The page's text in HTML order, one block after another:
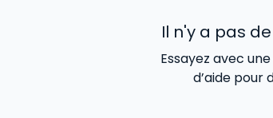
Il n'y a pas
Essayez avec
d’aide pour